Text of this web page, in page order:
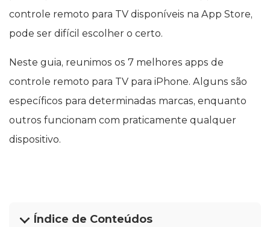
controle remoto para TV disponíveis na App Store,
pode ser difícil escolher o certo.
Neste guia, reunimos os 7 melhores apps de
controle remoto para TV para iPhone. Alguns são
específicos para determinadas marcas, enquanto
outros funcionam com praticamente qualquer
dispositivo.
Índice de Conteúdos